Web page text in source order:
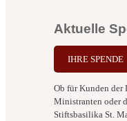
Aktuelle
IHRE SPENDE
Ob für Kunden der
Ministranten oder
Stiftsbasilika St.